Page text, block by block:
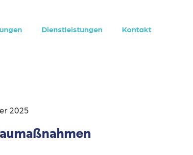
Dienstleistungen Kontakt
2025